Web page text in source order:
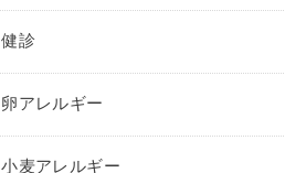
健診
卵アレルギー
小麦アレルギー